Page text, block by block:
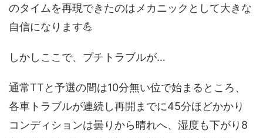
のタイムを再現できたのはメカニックとして大きな
自信になります💪
しかしここで、プチトラブルが…
通常TTと予選の間は10分無い位で始まるところ、
各車トラブルが連続し再開までに45分ほどかかり
コンディションは曇りから晴れへ、湿度も下がり8